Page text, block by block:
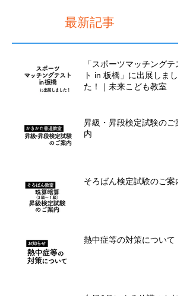
最新記事
「スポーツマッチングテス
ト in 板橋」に出展しまし
た！｜未来こども教室
昇級・昇段検定試験のご案
内
そろばん検定試験のご案内
熱中症等の対策について